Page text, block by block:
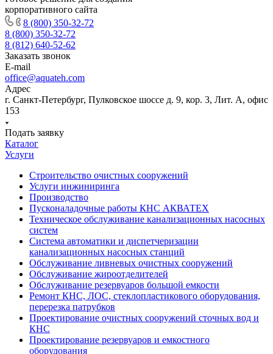
корпоративного сайта
8 (800) 350-32-72
8 (800) 350-32-72
8 (812) 640-52-62
Заказать звонок
E-mail
office@aquateh.com
Адрес
г. Санкт-Петербург, Пулковское шоссе д. 9, кор. 3, Лит. А, офис
153
Подать заявку
Каталог
Услуги
Строительство очистных сооружений
Услуги инжиниринга
Производство
Пусконаладочные работы КНС АКВАТЕХ
Техническое обслуживание канализационных насосных
систем
Система автоматики и диспетчеризации
канализационных насосных станций
Обслуживание ливневых очистных сооружений
Обслуживание жироотделителей
Обслуживание резервуаров большой емкости
Ремонт КНС, ЛОС, стеклопластикового оборудования,
перерезка патрубков
Проектирование очистных сооружений сточных вод и
КНС
Проектирование резервуаров и емкостного
оборудования